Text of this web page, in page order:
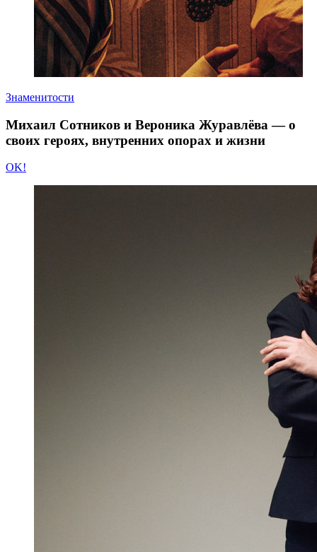
Знаменитости
Михаил Сотников и Вероника Журавлёва — о
своих героях, внутренних опорах и жизни
OK!